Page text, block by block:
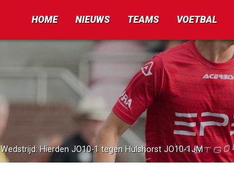
HOME NIEUWS TEAMS VOETBAL
Wedstrijd: Hierden JO10-1 tegen Hulshorst JO10-1JM